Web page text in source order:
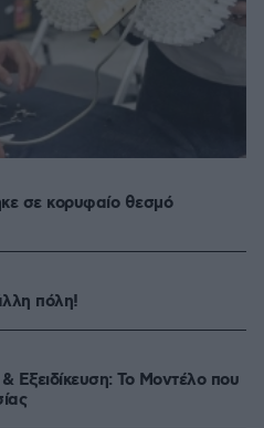
σε κορυφαίο θεσμό
πόλη!
Εξειδίκευση: Το Mοντέλο που